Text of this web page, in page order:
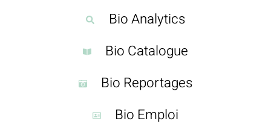
Bio Analytics
Bio Catalogue
Bio Reportages
Bio Emploi